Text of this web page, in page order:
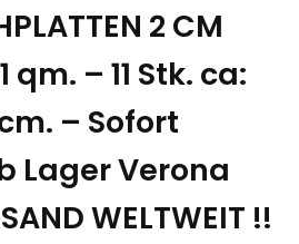
2 CM
qm. – 11 Stk. ca:
– Sofort
Lager Verona
WELTWEIT !!